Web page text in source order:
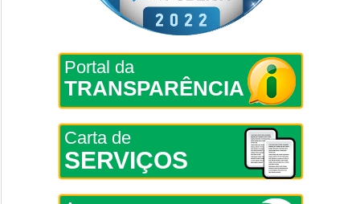
Portal da
TRANSPARÊNCIA
Carta de
SERVIÇOS